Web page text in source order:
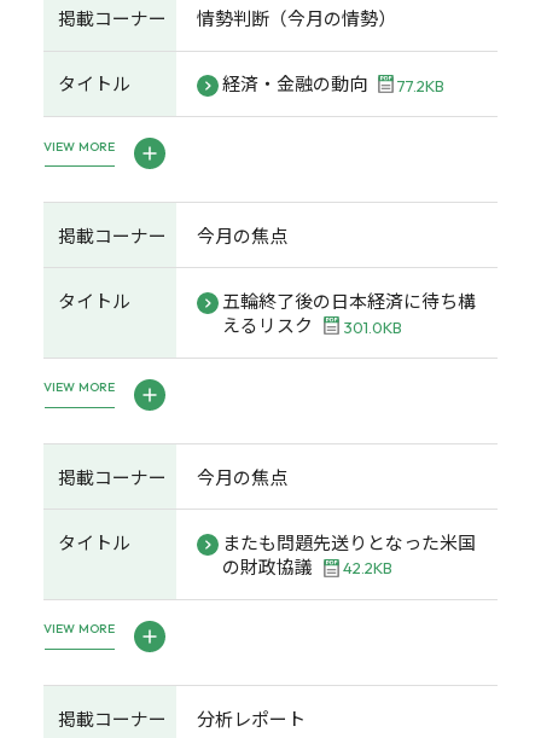
掲載コーナー 情勢判断（今月の情勢）
タイトル 経済・金融の動向 77.2KB
VIEW MORE
掲載コーナー 今月の焦点
タイトル
五輪終了後の日本経済に待ち構
えるリスク
301.0KB
VIEW MORE
掲載コーナー 今月の焦点
タイトル
またも問題先送りとなった米国
の財政協議
42.2KB
VIEW MORE
掲載コーナー 分析レポート